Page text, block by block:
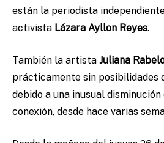
están la periodista
activista Lázara Ayllon Reyes.
También la artista Juliana
prácticamente sin posibilidades
debido a una inusual
conexión, desde hace varias